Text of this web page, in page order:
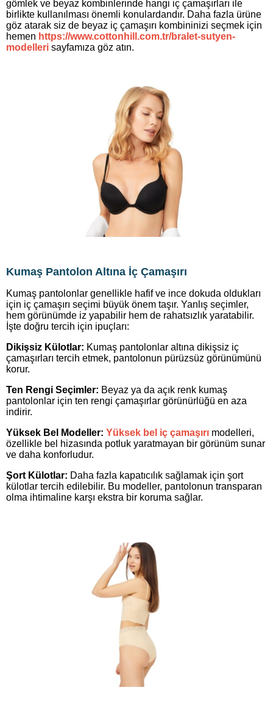
gömlek ve beyaz kombinlerinde hangi iç çamaşırları ile
birlikte kullanılması önemli konulardandır. Daha fazla ürüne
göz atarak siz de beyaz iç çamaşırı kombininizi seçmek için
hemen https://www.cottonhill.com.tr/bralet-sutyen-
modelleri sayfamıza göz atın.
Kumaş Pantolon Altına İç Çamaşırı
Kumaş pantolonlar genellikle hafif ve ince dokuda oldukları
için iç çamaşırı seçimi büyük önem taşır. Yanlış seçimler,
hem görünümde iz yapabilir hem de rahatsızlık yaratabilir.
İşte doğru tercih için ipuçları:
Dikişsiz Külotlar: Kumaş pantolonlar altına dikişsiz iç
çamaşırları tercih etmek, pantolonun pürüzsüz görünümünü
korur.
Ten Rengi Seçimler: Beyaz ya da açık renk kumaş
pantolonlar için ten rengi çamaşırlar görünürlüğü en aza
indirir.
Yüksek Bel Modeller: Yüksek bel iç çamaşırı modelleri,
özellikle bel hizasında potluk yaratmayan bir görünüm sunar
ve daha konforludur.
Şort Külotlar: Daha fazla kapatıcılık sağlamak için şort
külotlar tercih edilebilir. Bu modeller, pantolonun transparan
olma ihtimaline karşı ekstra bir koruma sağlar.